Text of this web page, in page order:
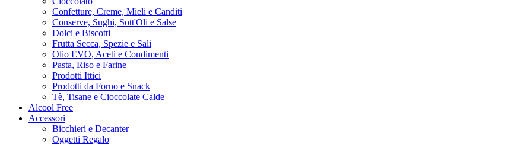
Confetture, Creme, Mieli e Canditi
Conserve, Sughi, Sott'Oli e Salse
Dolci e Biscotti
Frutta Secca, Spezie e Sali
Olio EVO, Aceti e Condimenti
Pasta, Riso e Farine
Prodotti Ittici
Prodotti da Forno e Snack
Tè, Tisane e Cioccolate Calde
Alcool Free
Accessori
Bicchieri e Decanter
Oggetti Regalo